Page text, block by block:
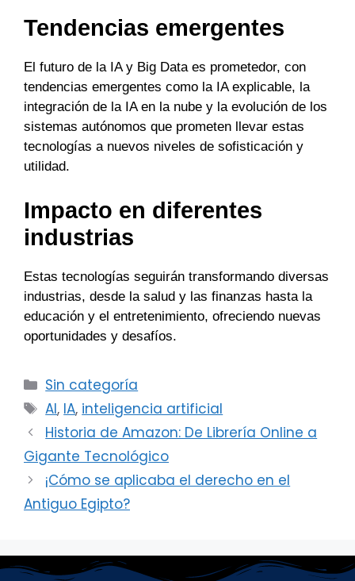
Tendencias emergentes
El futuro de la IA y Big Data es prometedor, con
tendencias emergentes como la IA explicable, la
integración de la IA en la nube y la evolución de los
sistemas autónomos que prometen llevar estas
tecnologías a nuevos niveles de sofisticación y
utilidad.
Impacto en diferentes
industrias
Estas tecnologías seguirán transformando diversas
industrias, desde la salud y las finanzas hasta la
educación y el entretenimiento, ofreciendo nuevas
oportunidades y desafíos.
Categorías
Sin categoría
Etiquetas
AI, IA, inteligencia artificial
Historia de Amazon: De Librería Online a
Gigante Tecnológico
¡Cómo se aplicaba el derecho en el
Antiguo Egipto?